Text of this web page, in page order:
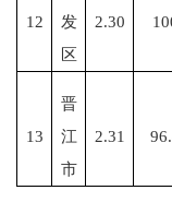
12
发
区
2.30
13
晋
江
市
2.31